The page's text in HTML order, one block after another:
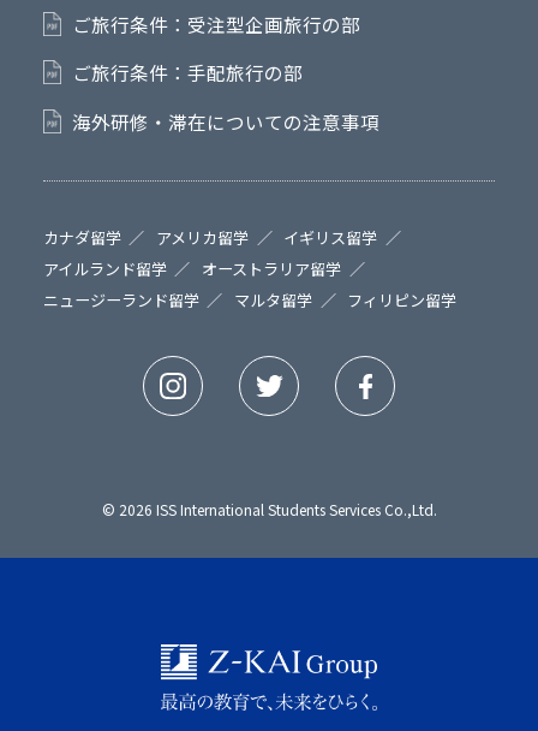
ご旅行条件：受注型企画旅行の部
ご旅行条件：手配旅行の部
海外研修・滞在についての注意事項
カナダ留学 アメリカ留学
イギリス留学
アイルランド留学
オーストラリア留学
ニュージーランド留学
マルタ留学 フィリピン留学
© 2026 ISS International Students Services Co.,Ltd.